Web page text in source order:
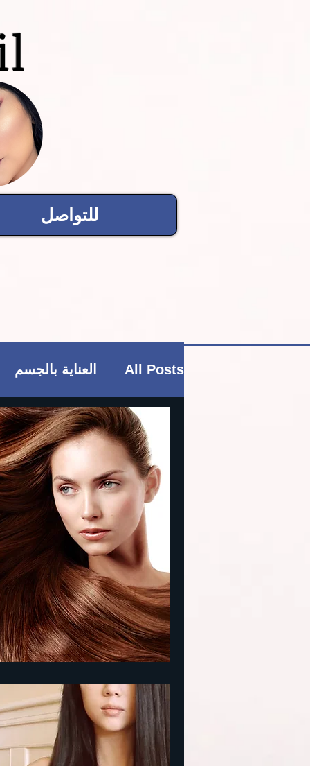
للتواصل
All Posts العناية بالجسم
فاشن و عطور منتجات
العناية بالشعر العناية
ريجيم منتجات بوتيكي